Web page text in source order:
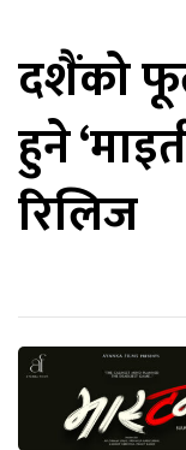
दशैंको
हुने
रिलिज